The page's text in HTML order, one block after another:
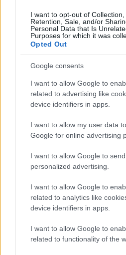
I want to opt-out of Collection,
Retention, Sale, and/or
Personal Data that Is
Purposes for which it was
Opted Out
Google consents
I want to allow Google to
related to advertising like
device identifiers in apps.
I want to allow my user data
Google for online advertising
I want to allow Google to
personalized advertising.
I want to allow Google to
related to analytics like
device identifiers in apps.
I want to allow Google to
related to functionality of the
Ti è piaciuta?
Per favore,
breve